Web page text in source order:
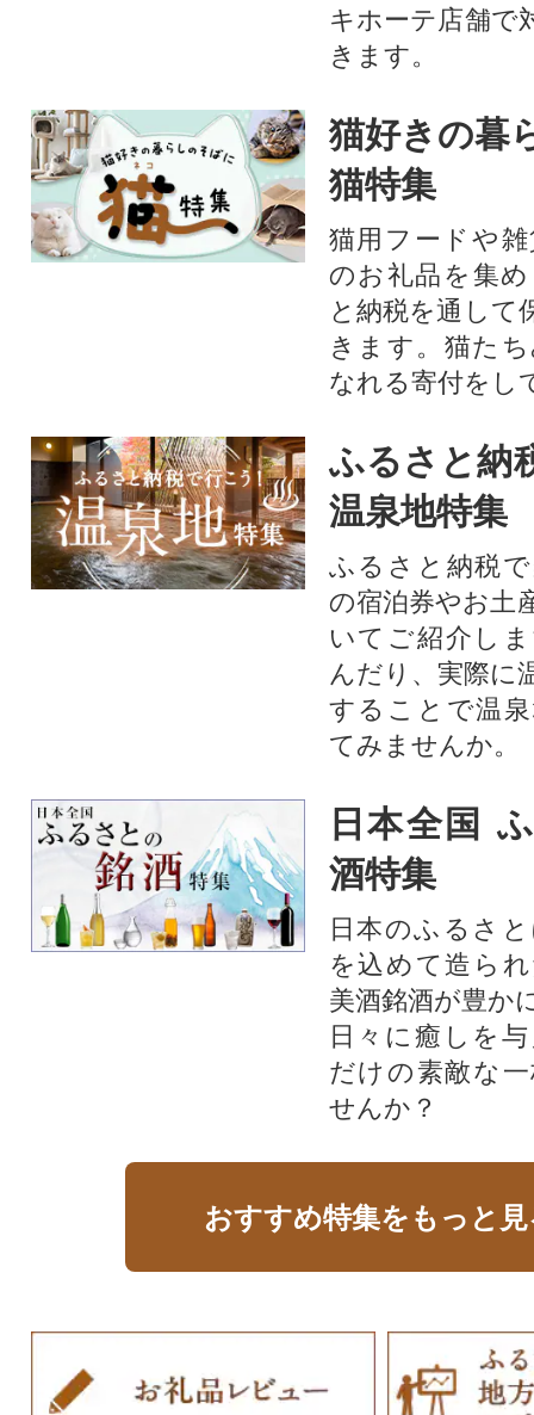
キホーテ店舗で
きます。
猫好きの暮
猫特集
猫用フードや
のお礼品を集
と納税を通して
きます。猫た
なれる寄付をし
ふるさと納
温泉地特集
ふるさと納税
の宿泊券やお土
いてご紹介し
んだり、実際に
することで温
てみませんか。
日本全国
酒特集
日本のふるさ
を込めて造ら
美酒銘酒が豊か
日々に癒しを
だけの素敵な
せんか？
おすすめ特集をもっと